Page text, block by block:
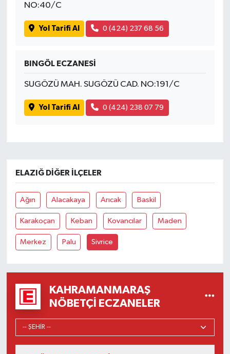
NO:40/C
Yol Tarifi Al 0 (424) 237 68 56
BINGÖL ECZANESİ
SUGÖZÜ MAH. SUGÖZÜ CAD. NO:191/C
Yol Tarifi Al 0 (424) 238 07 79
ELAZIĞ DIĞER İLÇELER
Ağın Alacakaya Arıcak Baskil
Karakoçan Keban Kovancılar Maden
Merkez Palu Sivrice
KAHRAMANMARAŞ
NÖBETÇI ECZANELER